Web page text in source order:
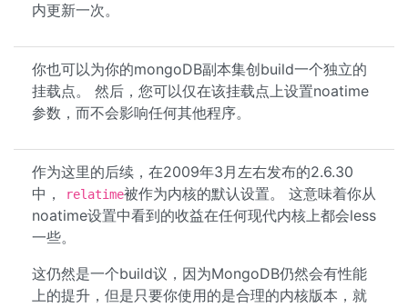
内更新一次。
你也可以为你的mongoDB副本集创build一个独立的
挂载点。 然后，您可以仅在该挂载点上设置noatime
参数，而不会影响任何其他程序。
作为这里的后续，在2009年3月左右发布的2.6.30
中，
relatime被作为内核的默认设置。 这意味着你从
noatime设置中看到的收益在任何现代内核上都会less
一些。
这仍然是一个build议，因为MongoDB仍然会有性能
上的提升，但是只要你使用的是合理的内核版本，就